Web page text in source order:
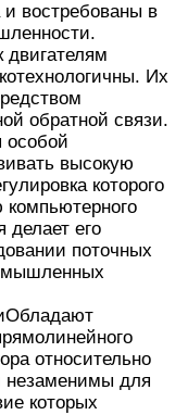
и востребованы в
двигателям
Их
обратной связи.
особой
высокую
которого
делает его
поточных
относительно
незаменимы для
которых